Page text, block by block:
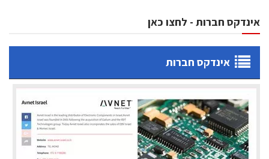
אינדקס חברות - לחצו כאן
אינדקס חברות